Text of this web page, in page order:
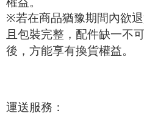
※若在商品猶豫期間內欲
且包裝完整，配件缺一不
後，方能享有換貨權益。
運送服務：